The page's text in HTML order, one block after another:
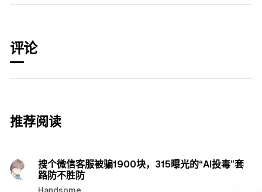
评论
推荐阅读
搜个微信客服被骗1900块，315曝光的“AI投毒”套
路防不胜防